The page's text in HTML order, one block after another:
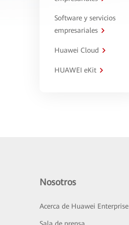
Software y servicios
empresariales
Huawei Cloud
HUAWEI eKit
Nosotros
Acerca de Huawei Enterprise